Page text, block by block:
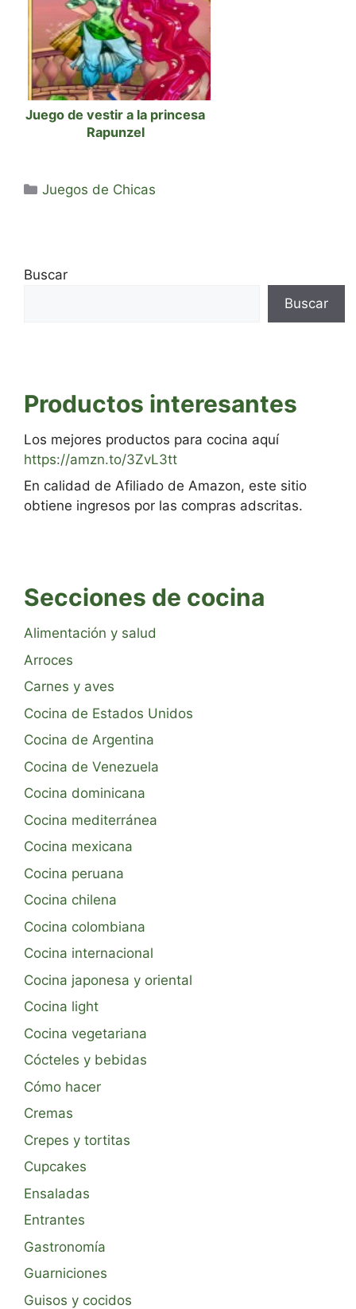
Juego de vestir a la princesa
Rapunzel
Categorías
Juegos de Chicas
Buscar
Buscar
Productos interesantes
Los mejores productos para cocina aquí
https://amzn.to/3ZvL3tt
En calidad de Afiliado de Amazon, este sitio
obtiene ingresos por las compras adscritas.
Secciones de cocina
Alimentación y salud
Arroces
Carnes y aves
Cocina de Estados Unidos
Cocina de Argentina
Cocina de Venezuela
Cocina dominicana
Cocina mediterránea
Cocina mexicana
Cocina peruana
Cocina chilena
Cocina colombiana
Cocina internacional
Cocina japonesa y oriental
Cocina light
Cocina vegetariana
Cócteles y bebidas
Cómo hacer
Cremas
Crepes y tortitas
Cupcakes
Ensaladas
Entrantes
Gastronomía
Guarniciones
Guisos y cocidos